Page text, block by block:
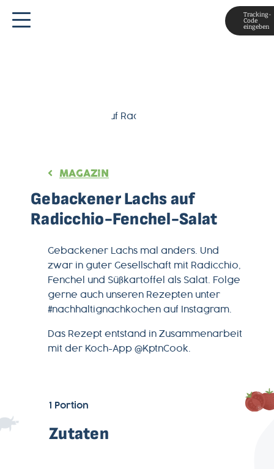
Tracking-
Code
eingeben
MAGAZIN
Gebackener Lachs auf
Radicchio-Fenchel-Salat
Gebackener Lachs mal anders. Und
zwar in guter Gesellschaft mit Radicchio,
Fenchel und Süßkartoffel als Salat. Folge
gerne auch unseren Rezepten unter
#nachhaltignachkochen auf Instagram.
Das Rezept entstand in Zusammenarbeit
mit der Koch-App @KptnCook.
1 Portion
Zutaten